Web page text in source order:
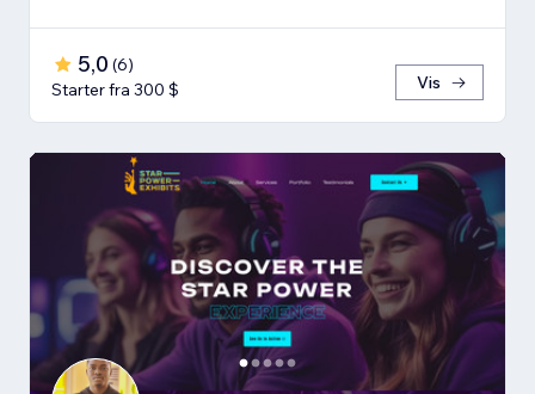
5,0 (6)
Starter fra 300 $
Vis